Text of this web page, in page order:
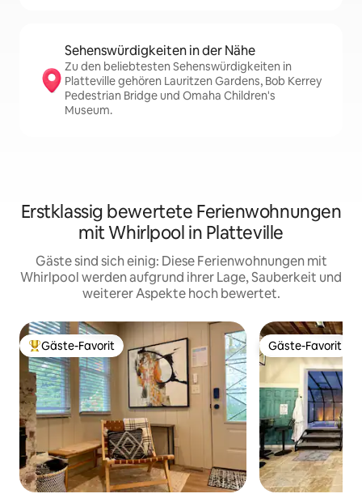
Sehenswürdigkeiten in der Nähe
Zu den beliebtesten Sehenswürdigkeiten in
Platteville gehören Lauritzen Gardens, Bob Kerrey
Pedestrian Bridge und Omaha Children's
Museum.
Erstklassig bewertete Ferienwohnungen
mit Whirlpool in Platteville
Gäste sind sich einig: Diese Ferienwohnungen mit
Whirlpool werden aufgrund ihrer Lage, Sauberkeit und
weiterer Aspekte hoch bewertet.
Beliebter Gäste-Favorit.
Gäste-Favorit Gäste-Favorit
Gäste-Favorit